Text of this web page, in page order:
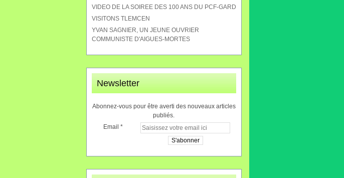
VIDEO DE LA SOIREE DES 100 ANS DU PCF-GARD
VISITONS TLEMCEN
YVAN SAGNIER, UN JEUNE OUVRIER
COMMUNISTE D'AIGUES-MORTES
Newsletter
Abonnez-vous pour être averti des nouveaux articles
publiés.
Email